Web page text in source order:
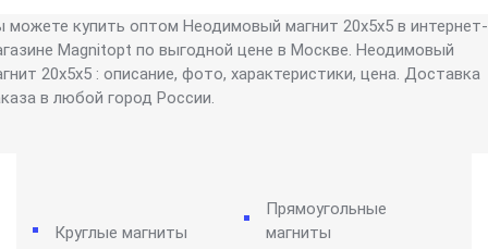
можете купить оптом Неодимовый магнит 20х5х5 в интернет-
Magnitopt по выгодной цене в Москве. Неодимовый
20х5х5 : описание, фото, характеристики, цена. Доставка
в любой город России.
Круглые магниты
Прямоугольные
магниты